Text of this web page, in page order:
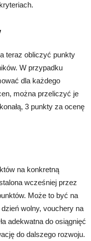
teraz obliczyć punkty
W przypadku
dla każdego
można przeliczyć je
3 punkty za ocenę
na konkretną
wcześniej przez
Może to być na
wolny, vouchery na
adekwatna do osiągnięć
do dalszego rozwoju.